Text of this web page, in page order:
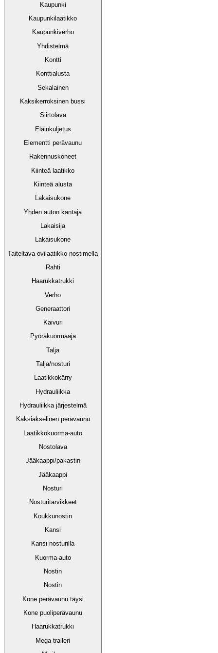
Kaupunki
Kaupunkilaatikko
Kaupunkiverho
Yhdistelmä
Kontti
Konttialusta
Sekalainen
Kaksikerroksinen bussi
Siirtolava
Eläinkuljetus
Elementti perävaunu
Rakennuskoneet
Kiinteä laatikko
Kiinteä alusta
Lakaisukone
Yhden auton kantaja
Lakaisija
Lakaisukone
Taiteltava ovilaatikko nostimella
Rahti
Haarukkatrukki
Verho
Generaattori
Kaivuri
Pyöräkuormaaja
Talja
Talja/nosturi
Laatikkokärry
Hydrauliikka
Hydrauliikka järjestelmä
Kaksiakselinen perävaunu
Laatikkokuorma-auto
Nostolava
Jääkaappi/pakastin
Jääkaappi
Nosturi
Nosturitarvikkeet
Koukkunostin
Kansi
Kansi nosturilla
Kuorma-auto
Nostin
Nostin
Kone perävaunu täysi
Kone puoliperävaunu
Haarukkatrukki
Mega traileri